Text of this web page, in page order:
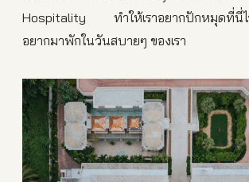
Hospitality ทำให้เราอยากปักหมุดที่นี่ไ
อยากมาพักในวันสบายๆ ของเรา